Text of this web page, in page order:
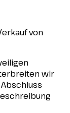
von
wir